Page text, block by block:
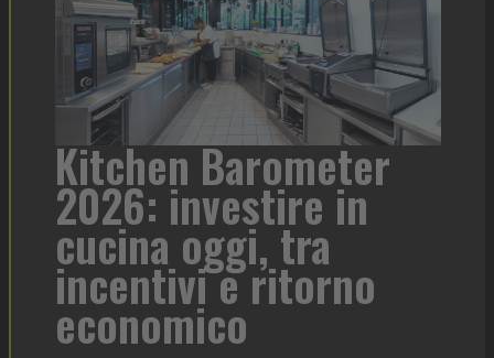
Kitchen Barometer
2026: investire in
cucina oggi, tra
incentivi e ritorno
economico